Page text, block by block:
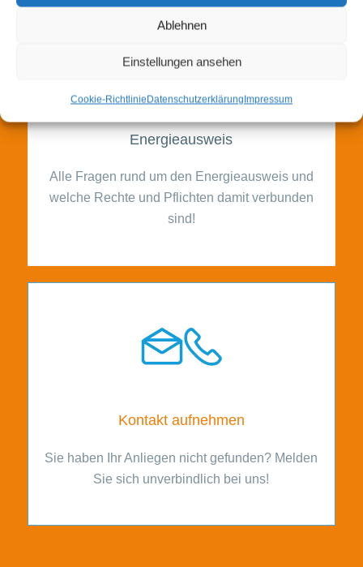
Ablehnen
Einstellungen ansehen
Cookie-RichtlinieDatenschutzerklärungImpressum
Energieausweis
Alle Fragen rund um den Energieausweis und
welche Rechte und Pflichten damit verbunden
sind!
Kontakt aufnehmen
Sie haben Ihr Anliegen nicht gefunden? Melden
Sie sich unverbindlich bei uns!